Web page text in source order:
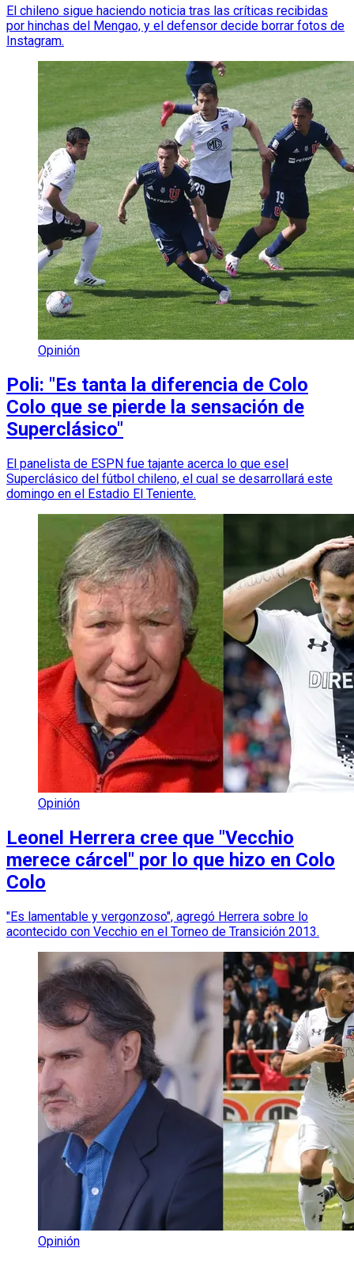
El chileno sigue haciendo noticia tras las críticas recibidas
por hinchas del Mengao, y el defensor decide borrar fotos de
Instagram.
Opinión
Poli: "Es tanta la diferencia de Colo
Colo que se pierde la sensación de
Superclásico"
El panelista de ESPN fue tajante acerca lo que esel
Superclásico del fútbol chileno, el cual se desarrollará este
domingo en el Estadio El Teniente.
Opinión
Leonel Herrera cree que "Vecchio
merece cárcel" por lo que hizo en Colo
Colo
"Es lamentable y vergonzoso", agregó Herrera sobre lo
acontecido con Vecchio en el Torneo de Transición 2013.
Opinión